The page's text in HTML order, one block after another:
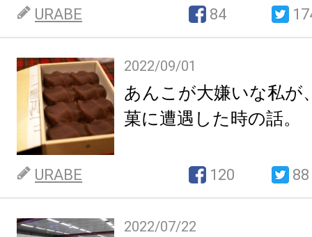
URABE 84
2022/09/01
あんこが大嫌いな私が
菓に遭遇した時の話。
URABE 120 88
2022/07/22